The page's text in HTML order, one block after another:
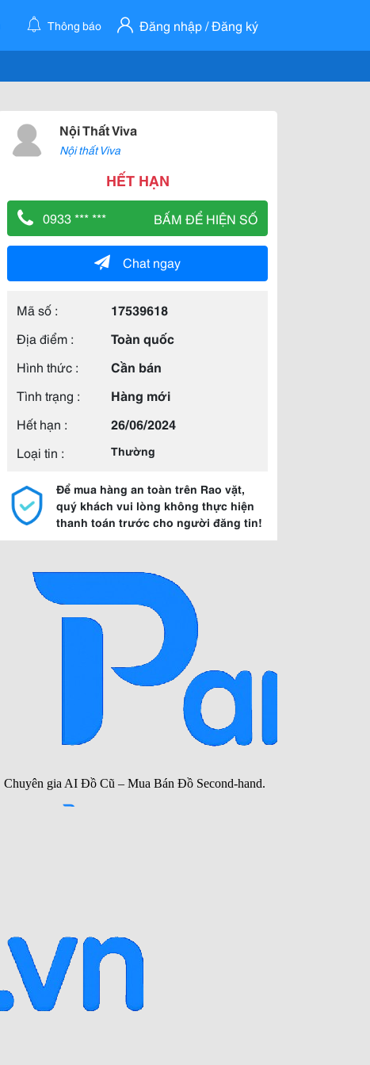
Thông báo Đăng nhập / Đăng ký
Nội Thất Viva
Nội thất Viva
HẾT HẠN
0933 *** *** BẤM ĐỂ HIỆN SỐ
Chat ngay
Mã số :
17539618
Địa điểm :
Toàn quốc
Hình thức :
Cần bán
Tình trạng :
Hàng mới
Hết hạn :
26/06/2024
Loại tin :
Thường
Để mua hàng an toàn trên Rao vặt,
quý khách vui lòng không thực hiện
thanh toán trước cho người đăng tin!